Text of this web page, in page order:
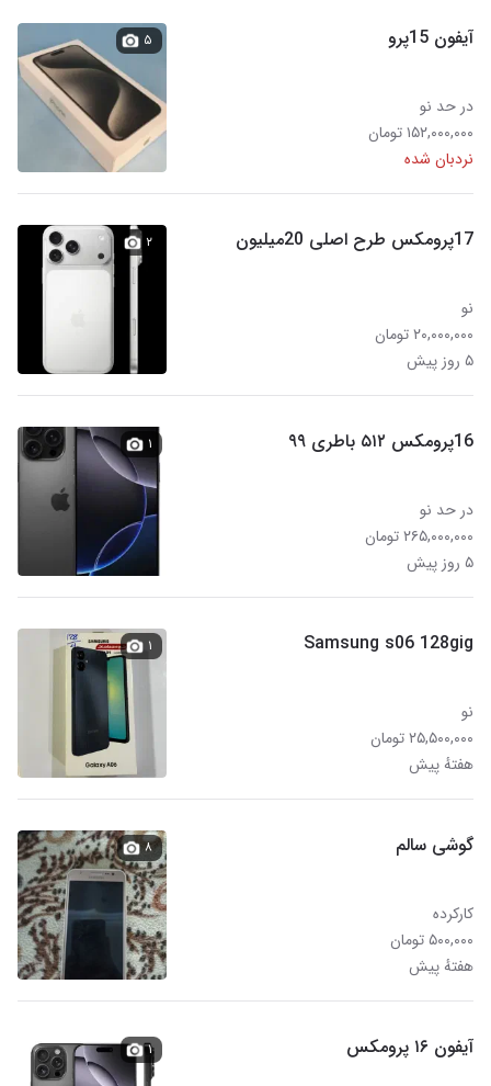
آیفون 15پرو
در حد نو
۱۵۲,۰۰۰,۰۰۰ تومان
نردبان شده
۵
17پرومکس طرح اصلی 20میلیون
نو
۲۰,۰۰۰,۰۰۰ تومان
۵ روز پیش
۲
16پرومکس ۵۱۲ باطری ۹۹
در حد نو
۲۶۵,۰۰۰,۰۰۰ تومان
۵ روز پیش
۱
Samsung s06 128gig
نو
۲۵,۵۰۰,۰۰۰ تومان
هفتهٔ پیش
۱
گوشی سالم
کارکرده
۵۰۰,۰۰۰ تومان
هفتهٔ پیش
۸
آیفون ۱۶ پرومکس ۱